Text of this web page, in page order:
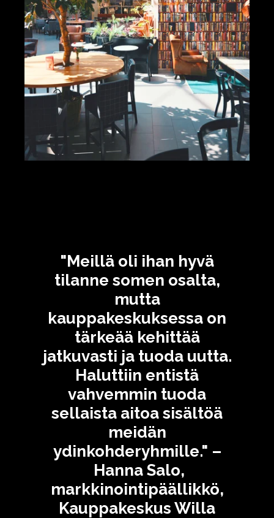
"Meillä oli ihan hyvä
tilanne somen osalta,
mutta
kauppakeskuksessa on
tärkeää kehittää
jatkuvasti ja tuoda uutta.
Haluttiin entistä
vahvemmin tuoda
sellaista aitoa sisältöä
meidän
ydinkohderyhmille." –
Hanna Salo,
markkinointipäällikkö,
Kauppakeskus Willa